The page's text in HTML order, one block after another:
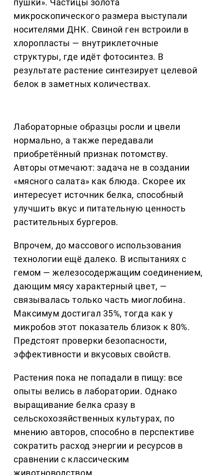
пушки». Частицы золота
микроскопического размера выступали
носителями ДНК. Свиной ген встроили в
хлоропласты — внутриклеточные
структуры, где идёт фотосинтез. В
результате растение синтезирует целевой
белок в заметных количествах.
Лабораторные образцы росли и цвели
нормально, а также передавали
приобретённый признак потомству.
Авторы отмечают: задача не в создании
«мясного салата» как блюда. Скорее их
интересует источник белка, способный
улучшить вкус и питательную ценность
растительных бургеров.
Впрочем, до массового использования
технологии ещё далеко. В испытаниях с
гемом — железосодержащим соединением,
дающим мясу характерный цвет, —
связывалась только часть миоглобина.
Максимум достигал 35%, тогда как у
микробов этот показатель близок к 80%.
Предстоят проверки безопасности,
эффективности и вкусовых свойств.
Растения пока не попадали в пищу: все
опыты велись в лаборатории. Однако
выращивание белка сразу в
сельскохозяйственных культурах, по
мнению авторов, способно в перспективе
сократить расход энергии и ресурсов в
сравнении с классическим
животноводством.